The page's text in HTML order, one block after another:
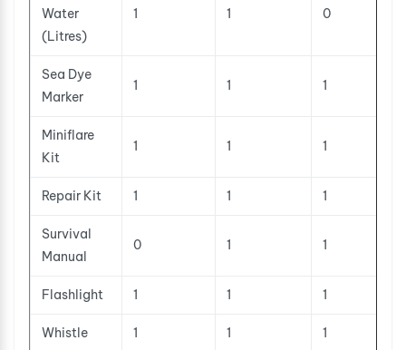
Water
(Litres)
1 1 0
Sea Dye
Marker
1 1 1
Miniflare
Kit
1 1 1
Repair Kit 1 1 1
Survival
Manual
0 1 1
Flashlight 1 1 1
Whistle 1 1 1